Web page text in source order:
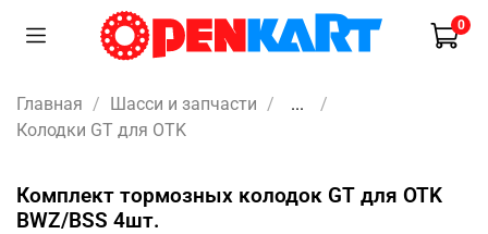
0
Главная Шасси и запчасти
...
Колодки GT для OTK
Комплект тормозных колодок GT для OTK
BWZ/BSS 4шт.